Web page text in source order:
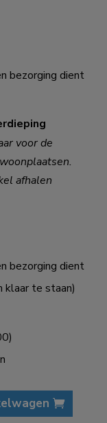
bezorging dient
voor de
afhalen
bezorging dient
klaar te staan)
)